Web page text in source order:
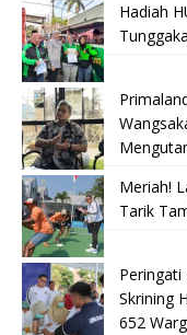
Hadiah
Meriah!
Tarik
Peringati
Skrining
652